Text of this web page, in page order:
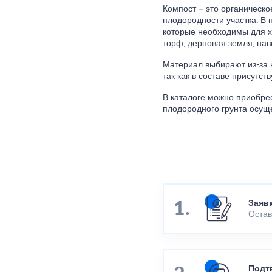
Компост – это
плодородности участка.
которые необходимы для
торф, дерновая земля,
Материал выбирают из-за
так как в составе
В каталоге можно
плодородного грунта